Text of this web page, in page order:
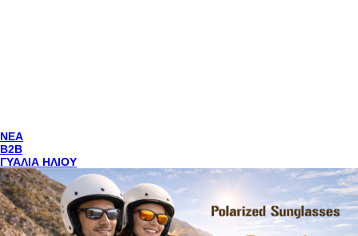
NEA
Β2Β
ΓΥΑΛΙΑ ΗΛΙΟΥ